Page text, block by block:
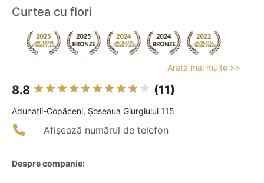
Curtea cu flori
Arată mai multe >>
8.8 (11)
Adunaţii-Copăceni, Șoseaua Giurgiului 115
Afișează numărul de telefon
Despre companie: